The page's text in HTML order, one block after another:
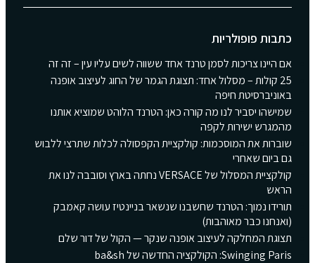
כתבות פופולריות
אם היינו צריכות לסמן טרנד אחד ששווה לשים עליו עין – זה זה
25 קולות – מסלול אחד: תצוגת הגמר של החוג לעיצוב אופנה
באוניברסיטת חיפה
שמישהו יסביר לנו מה קורה כאן: הטרנד הלוהט שמוציא אותנו
מהמגרש ישירות לקפה
שוברות את המוסכמות: קולקציית הקפסולה לכלות שתרצי ללבוש
גם ביום שאחרי
קולקציית המסלול של VERSACE נחתה בארץ וסובבה לנו את
הראש
תורידו נמוך: הטרנד שחשבנו שנשאר בניינטיז עושה קאמבק
(ואנחנו כבר מאוהבות)
תצוגת המחלקה לעיצוב אופנה שנקר — הקול של דור שלם
Swinging Paris: הקולקציה החדשה של ba&sh